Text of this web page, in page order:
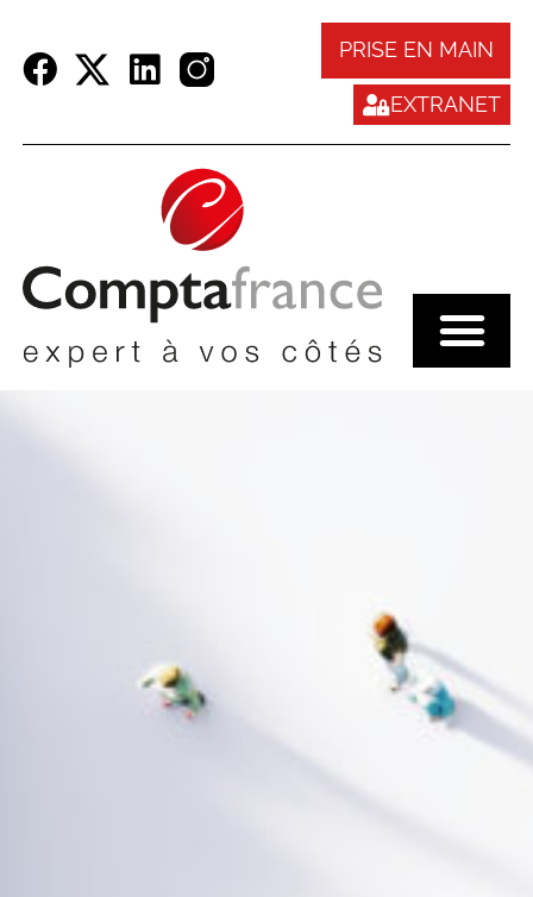
PRISE EN MAIN
EXTRANET